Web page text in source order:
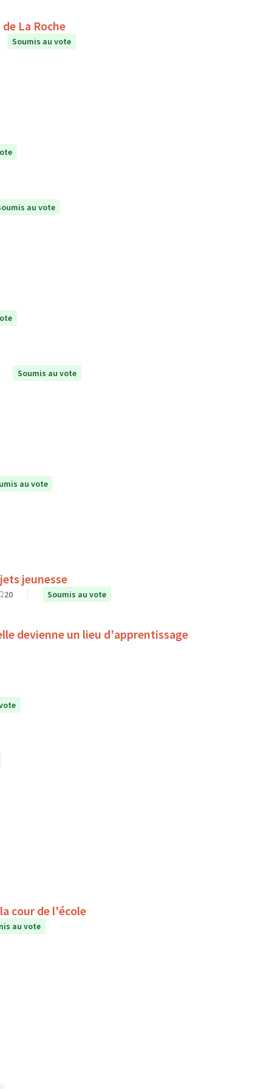
au collège Le Puits de La Roche
Soumis au vote
au vote
Soumis au vote
au vote
jeunesse
20 Soumis au vote
devienne un lieu d'apprentissage
cour de l'école
au vote